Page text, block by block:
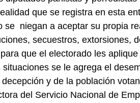
que se registra en esta
se  niegan a aceptar su propia
secuestros, extorsiones,
que el electorado les
se le agrega el
decepción y de la población
del Servicio Nacional de